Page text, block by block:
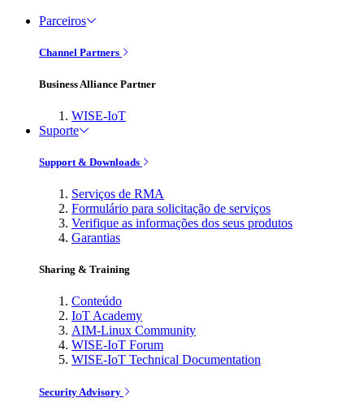
Parceiros
Channel Partners
Business Alliance Partner
WISE-IoT
Suporte
Support & Downloads
Serviços de RMA
Formulário para solicitação de serviços
Verifique as informações dos seus produtos
Garantias
Sharing & Training
Conteúdo
IoT Academy
AIM-Linux Community
WISE-IoT Forum
WISE-IoT Technical Documentation
Security Advisory